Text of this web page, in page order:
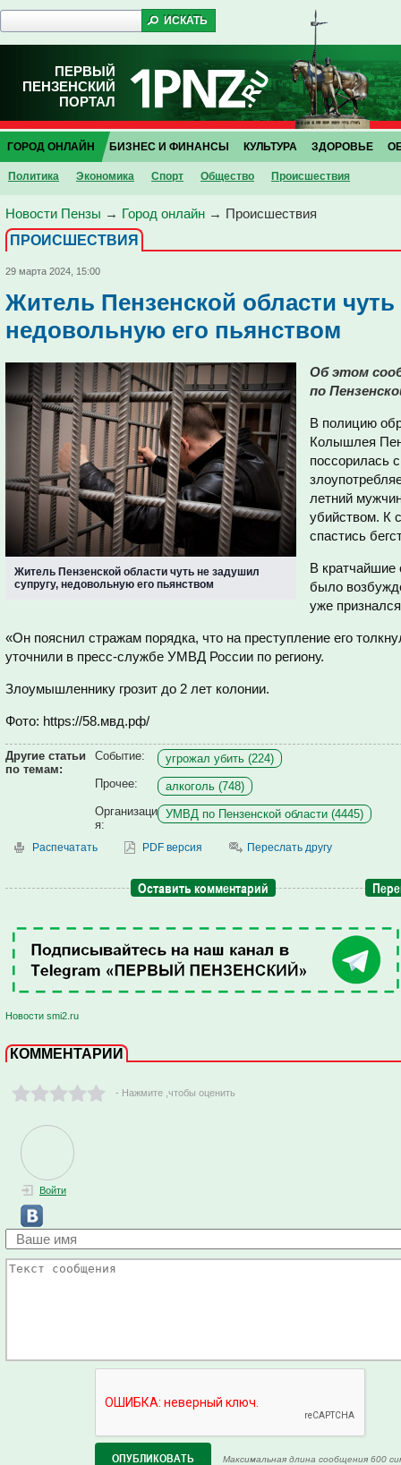
ПЕРВЫЙ
ПЕНЗЕНСКИЙ
ПОРТАЛ
ГОРОД ОНЛАЙН
Политика Экономика Спорт Общество Проиcшествия
БИЗНЕС И ФИНАНСЫ КУЛЬТУРА ЗДОРОВЬЕ
Новости Пензы → Город онлайн → Проиcшествия
ПРОИCШЕСТВИЯ
29 марта 2024, 15:00
Житель Пензенской области
недовольную его пьянством
Житель Пензенской области чуть не задушил
супругу, недовольную его пьянством
Об этом
по
В полицию
Колышлея
поссорилась
летний
убийством. К
спастись
В кратчайшие
было
уже
«Он пояснил стражам порядка, что на преступление его
уточнили в пресс-службе УМВД России по региону.
Злоумышленнику грозит до 2 лет колонии.
Фото: https://58.мвд.рф/
Другие статьи
по темам:
Событие:
угрожал убить (224)
Прочее:
алкоголь (748)
Организаци
я:
УМВД по Пензенской области (4445)
Распечатать PDF версия Переслать другу
Оставить комментарий
Новости smi2.ru
КОММЕНТАРИИ
- Нажмите ,чтобы оценить
Войти
Максимальная длина сообщения 600